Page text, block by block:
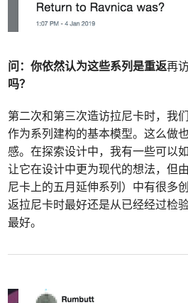
问：你依然认为这些系列是重返再
吗？
第二次和第三次造访拉尼卡时，我
作为系列建构的基本模型。这么做
感。在探索设计中，我有一些可以
让它在设计中更为现代的想法，但
尼卡上的五月延伸系列）中有很多
返拉尼卡时最好还是从已经经过检
最好。